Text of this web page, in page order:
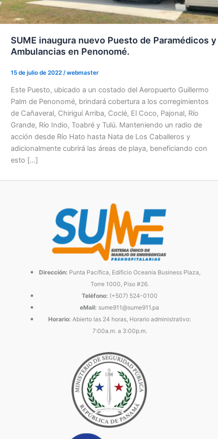
SUME inaugura nuevo Puesto de Paramédicos y
Ambulancias en Penonomé.
15 de julio de 2022 /webmaster
Este Puesto, ubicado a un costado del Aeropuerto Guillermo
Palm de Penonomé, brindará cobertura a los corregimientos
de Cañaveral, Chiriguí Arriba, Coclé, El Coco, Pajonal, Río
Grande, Río Indio, Toabré y Tulú. Manteniendo un radio de
acción desde Río Hato hasta Nata de Los Caballeros y
adicionalmente cubrirá las áreas de playa, beneficiando con
esto […]
Dirección: Punta Pacífica, Edificio Oceanía Business Plaza,
Torre 1000, Piso #26.
Teléfono: (+507) 524-0100
eMail: sume911@sume911.pa
Horario: Abierto las 24 horas, Horario administrativo:
7:00a.m. a 3:00p.m.